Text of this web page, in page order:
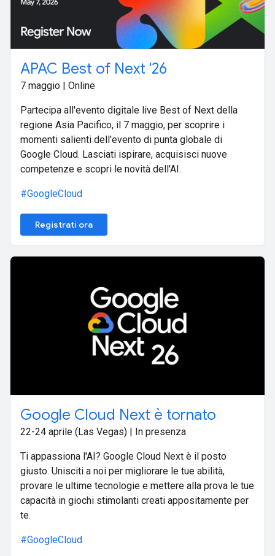
APAC Best of Next '26
7 maggio | Online
Partecipa all'evento digitale live Best of Next della
regione Asia Pacifico, il 7 maggio, per scoprire i
momenti salienti dell'evento di punta globale di
Google Cloud. Lasciati ispirare, acquisisci nuove
competenze e scopri le novità dell'AI.
#GoogleCloud
Registrati ora
Google Cloud Next è tornato
22-24 aprile (Las Vegas) | In presenza
Ti appassiona l'AI? Google Cloud Next è il posto
giusto. Unisciti a noi per migliorare le tue abilità,
provare le ultime tecnologie e mettere alla prova le tue
capacità in giochi stimolanti creati appositamente per
te.
#GoogleCloud